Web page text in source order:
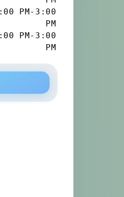
PM - 3:00
PM
PM - 3:00
PM